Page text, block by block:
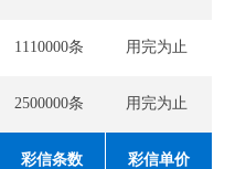
1110000条 用完为止
2500000条 用完为止
彩信条数 彩信单价